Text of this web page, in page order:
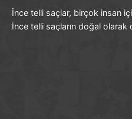
İnce telli saçlar, birçok insan
İnce telli saçların doğal